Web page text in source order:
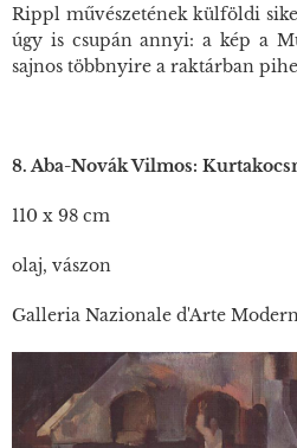
Rippl művészetének külföldi
úgy is csupán annyi: a kép a
sajnos többnyire a raktárban
8. Aba-Novák Vilmos:
110 x 98 cm
olaj, vászon
Galleria Nazionale d'Arte